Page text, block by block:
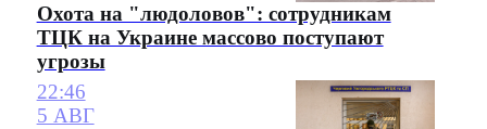
Охота на "людоловов": сотрудникам
ТЦК на Украине массово поступают
угрозы
22:46
5 АВГ